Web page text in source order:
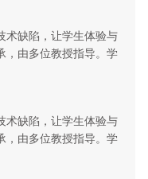
术缺陷，让学生体验与
，由多位教授指导。学
术缺陷，让学生体验与
，由多位教授指导。学